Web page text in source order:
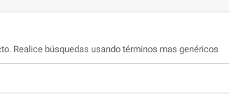
Realice búsquedas usando términos mas genéricos